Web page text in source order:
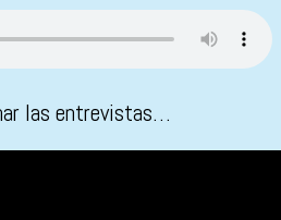
las entrevistas…